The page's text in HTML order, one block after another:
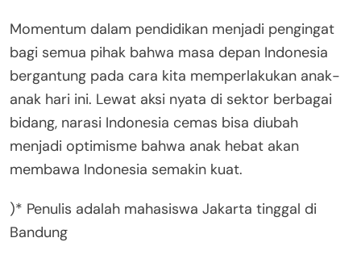
Momentum dalam pendidikan menjadi pengingat
bagi semua pihak bahwa masa depan Indonesia
bergantung pada cara kita memperlakukan anak-
anak hari ini. Lewat aksi nyata di sektor berbagai
bidang, narasi Indonesia cemas bisa diubah
menjadi optimisme bahwa anak hebat akan
membawa Indonesia semakin kuat.
)* Penulis adalah mahasiswa Jakarta tinggal di
Bandung